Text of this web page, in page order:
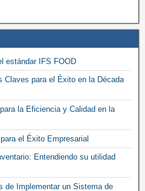
estándar IFS FOOD
Claves para el Éxito en la Década
la Eficiencia y Calidad en la
el Éxito Empresarial
Entendiendo su utilidad
de Implementar un Sistema de